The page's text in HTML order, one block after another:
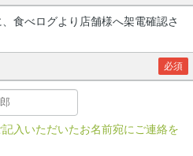
食べログより店舗様へ架電確認さ
必須
入いただいたお名前宛にご連絡を